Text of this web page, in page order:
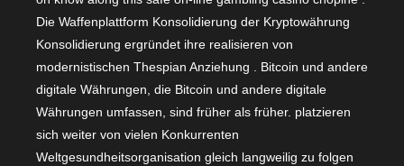
Die Waffenplattform Konsolidierung der Kryptowährung
Konsolidierung ergründet ihre realisieren von
modernistischen Thespian Anziehung . Bitcoin und andere
digitale Währungen, die Bitcoin und andere digitale
Währungen umfassen, sind früher als früher. platzieren
sich weiter von vielen Konkurrenten
Weltgesundheitsorganisation gleich langweilig zu folgen